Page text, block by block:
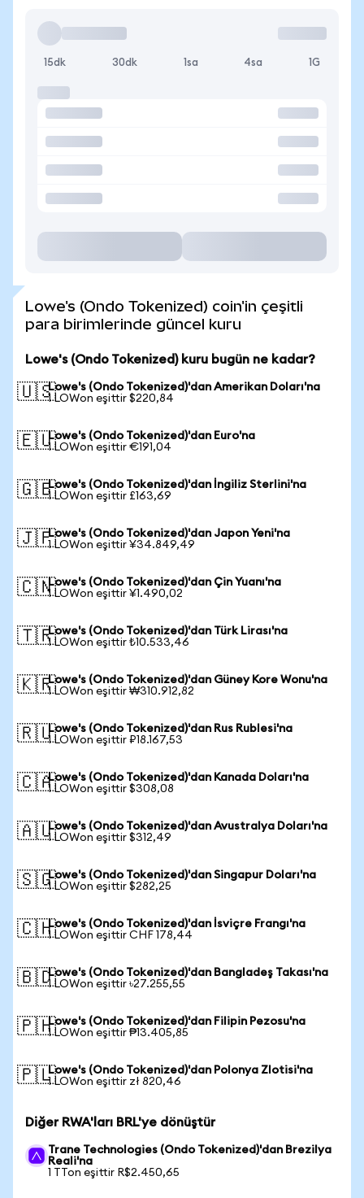
15dk 30dk 1sa 4sa 1G
Lowe's (Ondo Tokenized) coin'in çeşitli
para birimlerinde güncel kuru
Lowe's (Ondo Tokenized) kuru bugün ne kadar?
🇺🇸Lowe's (Ondo Tokenized)'dan Amerikan Doları'na
1 LOWon eşittir $220,84
🇪🇺Lowe's (Ondo Tokenized)'dan Euro'na
1 LOWon eşittir €191,04
🇬🇧Lowe's (Ondo Tokenized)'dan İngiliz Sterlini'na
1 LOWon eşittir £163,69
🇯🇵Lowe's (Ondo Tokenized)'dan Japon Yeni'na
1 LOWon eşittir ¥34.849,49
🇨🇳Lowe's (Ondo Tokenized)'dan Çin Yuanı'na
1 LOWon eşittir ¥1.490,02
🇹🇷Lowe's (Ondo Tokenized)'dan Türk Lirası'na
1 LOWon eşittir ₺10.533,46
🇰🇷Lowe's (Ondo Tokenized)'dan Güney Kore Wonu'na
1 LOWon eşittir ₩310.912,82
🇷🇺Lowe's (Ondo Tokenized)'dan Rus Rublesi'na
1 LOWon eşittir ₽18.167,53
🇨🇦Lowe's (Ondo Tokenized)'dan Kanada Doları'na
1 LOWon eşittir $308,08
🇦🇺Lowe's (Ondo Tokenized)'dan Avustralya Doları'na
1 LOWon eşittir $312,49
🇸🇬Lowe's (Ondo Tokenized)'dan Singapur Doları'na
1 LOWon eşittir $282,25
🇨🇭Lowe's (Ondo Tokenized)'dan İsviçre Frangı'na
1 LOWon eşittir CHF 178,44
🇧🇩Lowe's (Ondo Tokenized)'dan Bangladeş Takası'na
1 LOWon eşittir ৳27.255,55
🇵🇭Lowe's (Ondo Tokenized)'dan Filipin Pezosu'na
1 LOWon eşittir ₱13.405,85
🇵🇱Lowe's (Ondo Tokenized)'dan Polonya Zlotisi'na
1 LOWon eşittir zł 820,46
Diğer RWA'ları BRL'ye dönüştür
Trane Technologies (Ondo Tokenized)'dan Brezilya
Reali'na
1 TTon eşittir R$2.450,65